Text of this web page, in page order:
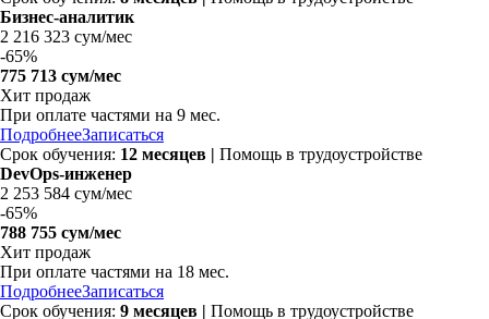
Бизнес-аналитик
2 216 323 сум/мес
-65%
775 713 сум/мес
Хит продаж
При оплате частями на 9 мес.
ПодробнееЗаписаться
Срок обучения: 12 месяцев | Помощь в трудоустройстве
DevOps-инженер
2 253 584 сум/мес
-65%
788 755 сум/мес
Хит продаж
При оплате частями на 18 мес.
ПодробнееЗаписаться
Срок обучения: 9 месяцев | Помощь в трудоустройстве